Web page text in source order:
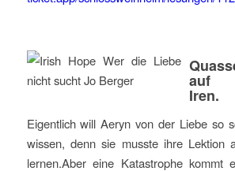
auf
Iren.
Eigentlich will Aeryn von der Liebe so
wissen, denn sie musste ihre Lektion
lernen.Aber eine Katastrophe kommt